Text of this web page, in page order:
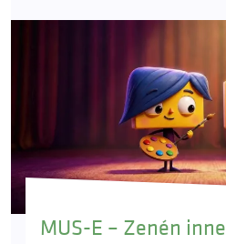
MUS-E – Zenén